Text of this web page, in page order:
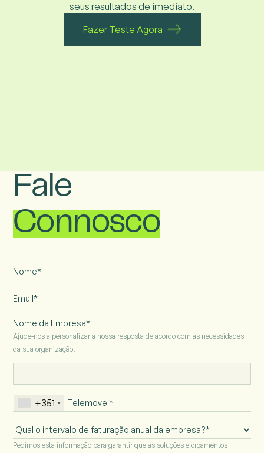
seus resultados de imediato.
Fazer Teste Agora
Fale
Connosco
Nome da Empresa*
Ajude-nos a personalizar a nossa resposta de acordo com as necessidades
da sua organização.
+351
Intervalo
de
Pedimos esta informação para garantir que as soluções e orçamentos